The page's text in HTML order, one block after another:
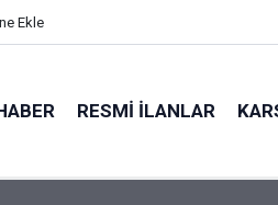
Ekle
RESMI İLANLAR